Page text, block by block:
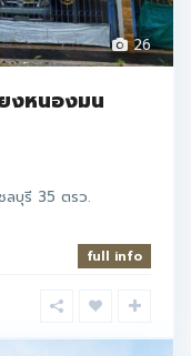
26
งหนองมน
ลบุรี 35 ตรว.
full info